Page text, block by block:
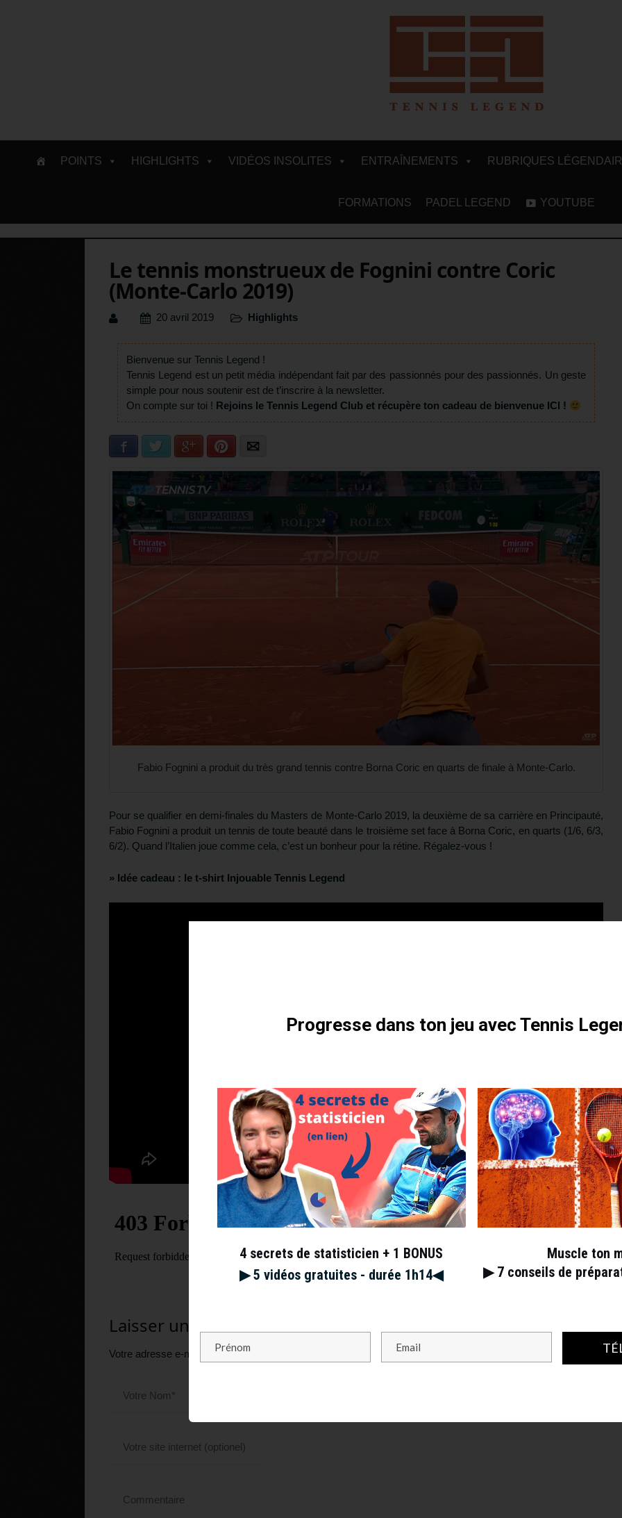
POINTS HIGHLIGHTS VIDÉOS INSOLITES ENTRAÎNEMENTS RUBRIQUES
FORMATIONS PADEL LEGEND YOUTUBE
Le tennis monstrueux de Fognini contre Coric
(Monte-Carlo 2019)
20 avril 2019 Highlights
Bienvenue sur Tennis Legend !
Tennis Legend est un petit média indépendant fait par des passionnés pour des passionnés. Un geste
simple pour nous soutenir est de t’inscrire à la newsletter.
On compte sur toi ! Rejoins le Tennis Legend Club et récupère ton cadeau de bienvenue ICI !
Facebook Twitter Google+ Pinterest
Fabio Fognini a produit du très grand tennis contre Borna Coric en quarts de finale à Monte-Carlo.
Pour se qualifier en demi-finales du Masters de Monte-Carlo 2019, la deuxième de sa carrière en Principauté,
Fabio Fognini a produit un tennis de toute beauté dans le troisième set face à Borna Coric, en quarts (1/6, 6/3,
6/2). Quand l’Italien joue comme cela, c’est un bonheur pour la rétine. Régalez-vous !
» Idée cadeau : le t-shirt Injouable Tennis Legend
Laisser un commentaire
Votre adresse e-mail ne sera pas publiée. Les champs obligatoires sont indiqués avec
Progresse dans ton jeu avec Tennis
4 secrets de statisticien + 1 BONUS
▶︎ 5 vidéos gratuites - durée 1h14◀︎
Muscle ton
▶︎ 7 conseils de